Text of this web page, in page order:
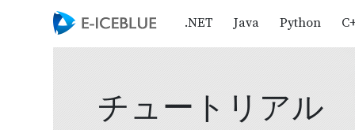
.NET Java Python
チュートリアル